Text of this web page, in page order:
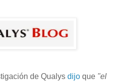
de Qualys dijo que "el